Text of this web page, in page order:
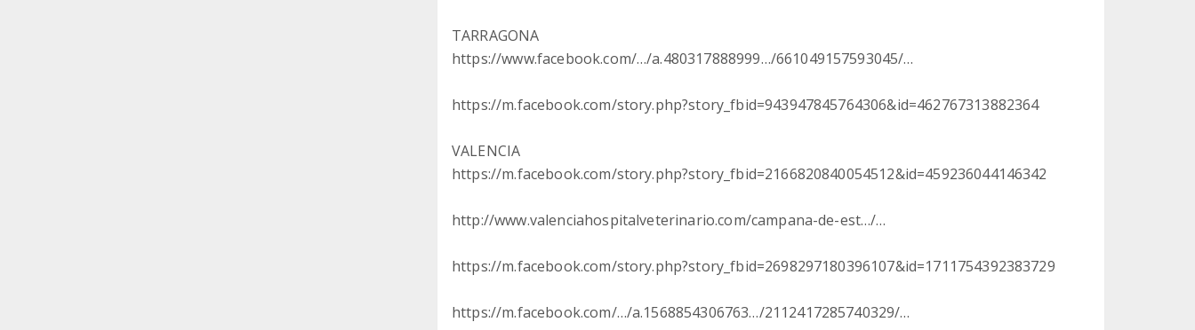
TARRAGONA
https://www.facebook.com/…/a.480317888999…/661049157593045/…
https://m.facebook.com/story.php?story_fbid=943947845764306&id=462767313882364
VALENCIA
https://m.facebook.com/story.php?story_fbid=2166820840054512&id=459236044146342
http://www.valenciahospitalveterinario.com/campana-de-est…/…
https://m.facebook.com/story.php?story_fbid=2698297180396107&id=1711754392383729
https://m.facebook.com/…/a.1568854306763…/2112417285740329/…